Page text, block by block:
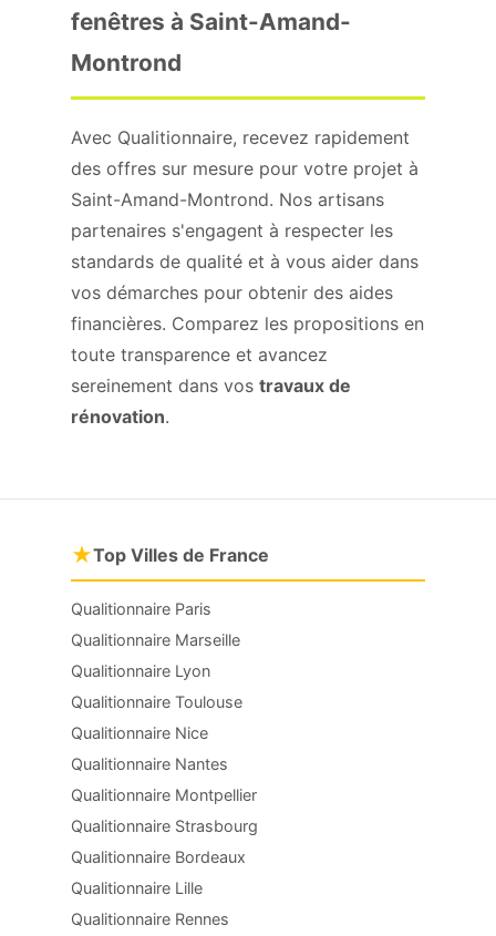
fenêtres à Saint-Amand-
Montrond
Avec Qualitionnaire, recevez rapidement
des offres sur mesure pour votre projet à
Saint-Amand-Montrond. Nos artisans
partenaires s'engagent à respecter les
standards de qualité et à vous aider dans
vos démarches pour obtenir des aides
financières. Comparez les propositions en
toute transparence et avancez
sereinement dans vos travaux de
rénovation.
★Top Villes de France
Qualitionnaire Paris
Qualitionnaire Marseille
Qualitionnaire Lyon
Qualitionnaire Toulouse
Qualitionnaire Nice
Qualitionnaire Nantes
Qualitionnaire Montpellier
Qualitionnaire Strasbourg
Qualitionnaire Bordeaux
Qualitionnaire Lille
Qualitionnaire Rennes